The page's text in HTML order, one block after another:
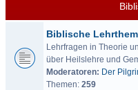
Biblische
Lehrfragen in Theorie
über Heilslehre und
Moderatoren: Der
Themen: 259